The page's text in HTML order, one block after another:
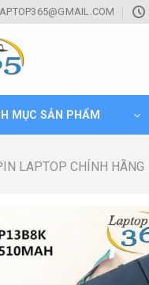
MỤC SẢN PHẨM
LAPTOP CHÍNH HÃNG